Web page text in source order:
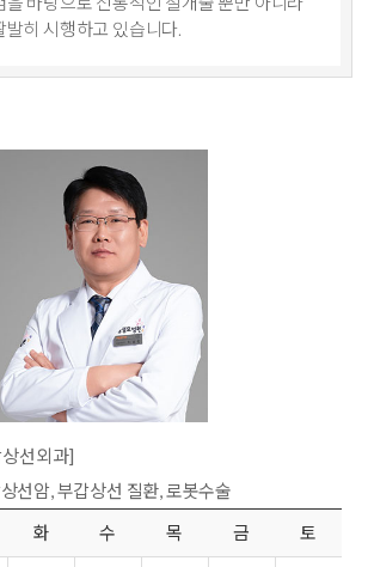
발히 시행하고 있습니다.
선외과]
선암, 부갑상선 질환, 로봇수술
화 수 목 금 토